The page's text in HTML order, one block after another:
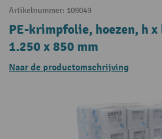
Artikelnummer: 109049
PE-krimpfolie, hoezen, h x
1.250 x 850 mm
Naar de productomschrijving